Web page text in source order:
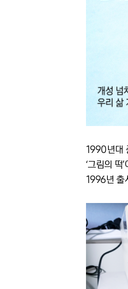
1990년대
‘그림의 떡
1996년 출